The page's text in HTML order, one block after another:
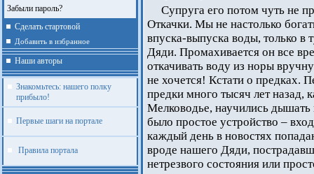
Забыли пароль?
Сделать стартовой
Добавить в избранное
Наши авторы
Знакомьтесь: нашего полку
прибыло!
Первые шаги на портале
Правила портала
Супруга его потом чуть не
Откачки. Мы не настолько
впуска-выпуска воды, только в
Дяди. Промахивается он все
откачивать воду из норы
не хочется! Кстати о предках.
предки много тысяч лет назад,
Мелководье, научились дышать
было простое устройство –
каждый день в новостях
вроде нашего Дяди,
нетрезвого состояния или